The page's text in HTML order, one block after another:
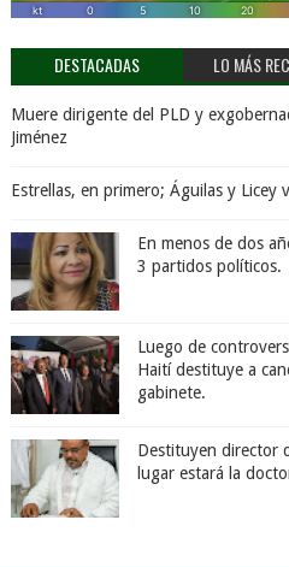
DESTACADAS LO MÁS
Muere dirigente del PLD y
Jiménez
Estrellas, en primero; Águilas y Licey
En menos de dos
3 partidos políticos.
Luego de
Haití destituye a
gabinete.
Destituyen director
lugar estará la